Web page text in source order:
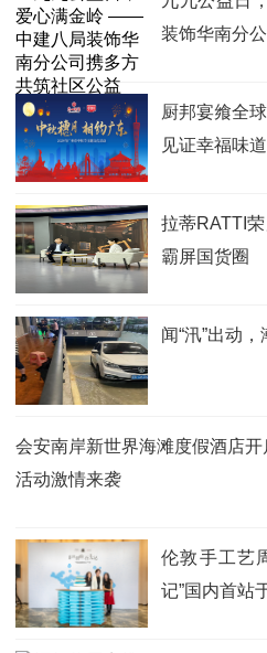
装饰华南分
厨邦宴飨全
见证幸福味道
拉蒂RATTI
霸屏国货圈
闻“汛”出动
会安南岸新世界海滩度假酒店
活动激情来袭
伦敦手工艺
记”国内首站